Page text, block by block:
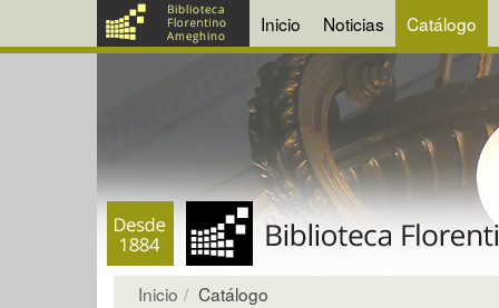
Inicio Noticias Catálogo
Inicio Catálogo